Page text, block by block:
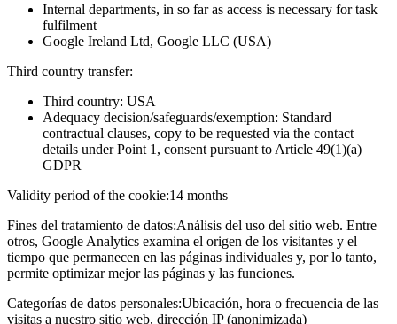
Internal departments, in so far as access is necessary for task
fulfilment
Google Ireland Ltd, Google LLC (USA)
Third country transfer:
Third country: USA
Adequacy decision/safeguards/exemption: Standard
contractual clauses, copy to be requested via the contact
details under Point 1, consent pursuant to Article 49(1)(a)
GDPR
Validity period of the cookie:14 months
Fines del tratamiento de datos:Análisis del uso del sitio web. Entre
otros, Google Analytics examina el origen de los visitantes y el
tiempo que permanecen en las páginas individuales y, por lo tanto,
permite optimizar mejor las páginas y las funciones.
Categorías de datos personales:Ubicación, hora o frecuencia de las
visitas a nuestro sitio web, dirección IP (anonimizada)